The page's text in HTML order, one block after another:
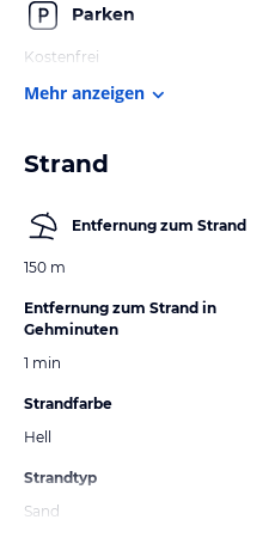
Parken
Kostenfrei
Mehr anzeigen
Strand
Entfernung zum Strand
150 m
Entfernung zum Strand in
Gehminuten
1 min
Strandfarbe
Hell
Strandtyp
Sand